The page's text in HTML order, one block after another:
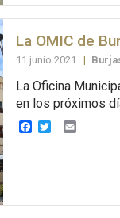
La OMIC de
11 junio 2021 |
La Oficina
en los próximos
Facebook
TwitterEmail